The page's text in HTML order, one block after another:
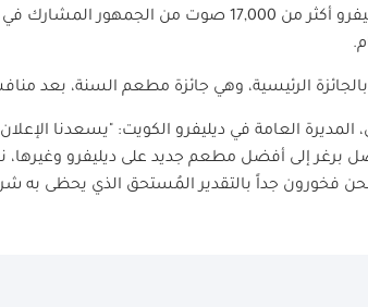
لديهم. وقد سجلت ديليفرو أكثر من 17,000
بالجائزة الرئيسية، وهي جائزة مطعم السنة، بعد
العامة في ديليفرو الكويت: "يسعدنا
برغر إلى أفضل مطعم جديد على ديليفرو
فخورون جداً بالتقدير المُستحق الذي يحظى به